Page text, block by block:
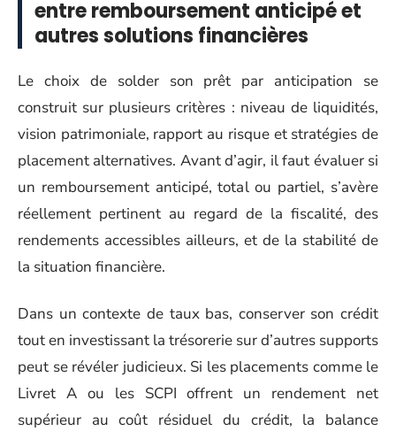
entre remboursement anticipé et
autres solutions financières
Le choix de solder son prêt par anticipation se
construit sur plusieurs critères : niveau de liquidités,
vision patrimoniale, rapport au risque et stratégies de
placement alternatives. Avant d’agir, il faut évaluer si
un remboursement anticipé, total ou partiel, s’avère
réellement pertinent au regard de la fiscalité, des
rendements accessibles ailleurs, et de la stabilité de
la situation financière.
Dans un contexte de taux bas, conserver son crédit
tout en investissant la trésorerie sur d’autres supports
peut se révéler judicieux. Si les placements comme le
Livret A ou les SCPI offrent un rendement net
supérieur au coût résiduel du crédit, la balance